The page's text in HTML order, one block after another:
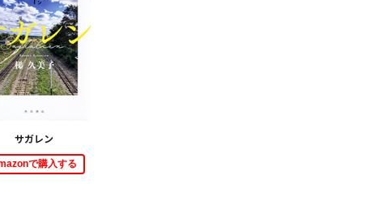
サガレン
で購入する